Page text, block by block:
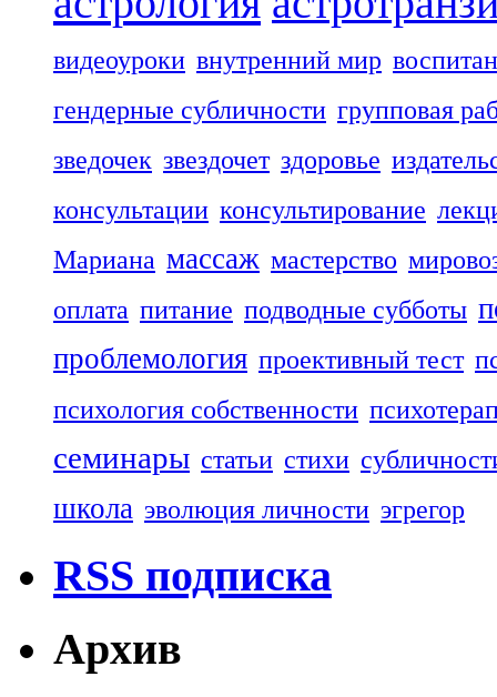
видеоуроки внутренний мир
гендерные субличности групповая
зведочек звездочет здоровье
консультации консультирование
Мариана массаж мастерство
оплата питание подводные субботы
проблемология проективный тест
психология собственности
семинары статьи стихи
школа эволюция личности эгрегор
RSS подписка
Архив